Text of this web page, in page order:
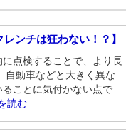
ンチは狂わない！？】
点検することで、より長
自動車などと大きく異な
ことに気付かない点で
読む